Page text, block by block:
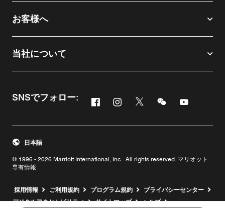
お客様へ
当社について
SNSでフォロー: Facebook
新しいウィンドウで開く
Instagram
新しいウィンドウで開く
Twitter
新しいウィンドウで開
Messenger
新しいウィンド
新しいウ
© 1996 - 2026 Marriott International, Inc. All rights reserved. マリオット
専有情報
日本語
採用情報 新しいウィンドウで開く
ご利用規約 プログラム規約
プライバシーセンター
デジタルアクセシビリティ
サイトマップ ヘルプ